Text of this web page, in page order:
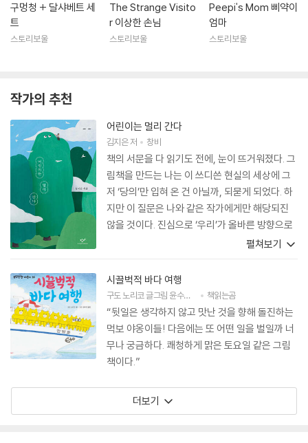
구멍청 + 달샤베트 세
트
스토리보울
The Strange Visito
r 이상한 손님
스토리보울
Peepi's Mom 삐약이
엄마
스토리보울
작가의 추천
어린이는 멀리 간다
김지은저 창비
책의 서문을 다 읽기도 전에, 눈이 뜨거워졌다. 그
림책을 만드는 나는 이 쓰디쓴 현실의 세상에 그
저 ‘당의’만 입혀 온 건 아닐까, 되묻게 되었다. 하
지만 이 질문은 나와 같은 작가에게만 해당되진
않을 것이다. 진심으로 ‘우리’가 올바른 방향으로
살아남기를 바란다면, 바로 지금! 우리 모두가 어
은의 글은 아이들에게 초시계만 들이대며 달리게
하던 우리의 중심을 단단히 바로잡아 준다. 잊혀
가는 책의 무게를 상기시킨다. 『어린이는 멀리 간
다』는 살아남기를 바라는 우리 모두에게 절실하
고도 소중한 책이다.
펼쳐보기
시끌벅적 바다 여행
구도 노리코글그림윤수정 책읽는곰
“뒷일은 생각하지 않고 맛난 것을 향해 돌진하는
먹보 야옹이들! 다음에는 또 어떤 일을 벌일까 너
무나 궁금하다. 쾌청하게 맑은 토요일 같은 그림
책이다.”
더보기